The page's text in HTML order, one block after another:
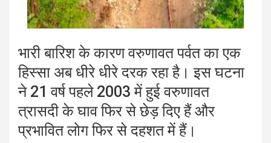
भारी बारिश के कारण वरुणावत पर्वत का एक
हिस्सा अब धीरे धीरे दरक रहा है। इस घटना
ने 21 वर्ष पहले 2003 में हुई वरुणावत
त्रासदी के घाव फिर से छेड़ दिए हैं और
प्रभावित लोग फिर से दहशत में हैं।